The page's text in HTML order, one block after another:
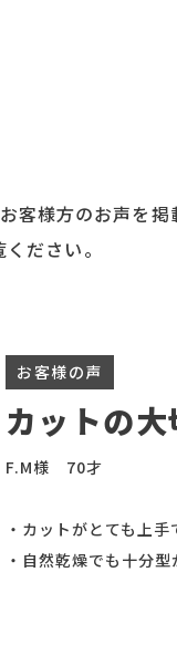
様方のお声を掲
ださい。
お客様の声
カットの大
F.M様 70才
・カットがとても上手
・自然乾燥でも十分